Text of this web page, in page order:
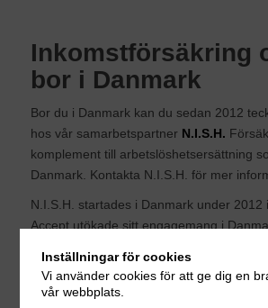
Inkomstförsäkring
bor i Danmark
Bor du i Danmark kan du sedan 2012
hos vår samarbetspartner N.I.S.H.
komplement till arbetslöshetsersättning
Danmark. Kontakta N.I.S.H. för mer
N.I.S.H. startades i Danmark under 2012
Accept utökade sitt engagemang i
hanterar alla Accepts danska
olycksfallsförsäkringar.
Inställningar för cookies
Vi använder cookies för att ge dig en
vår webbplats.